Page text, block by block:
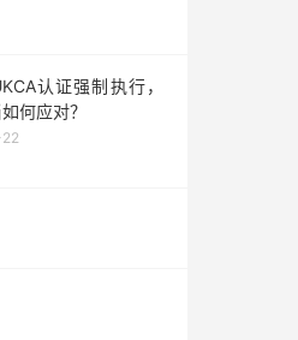
认证强制执行，
何应对？